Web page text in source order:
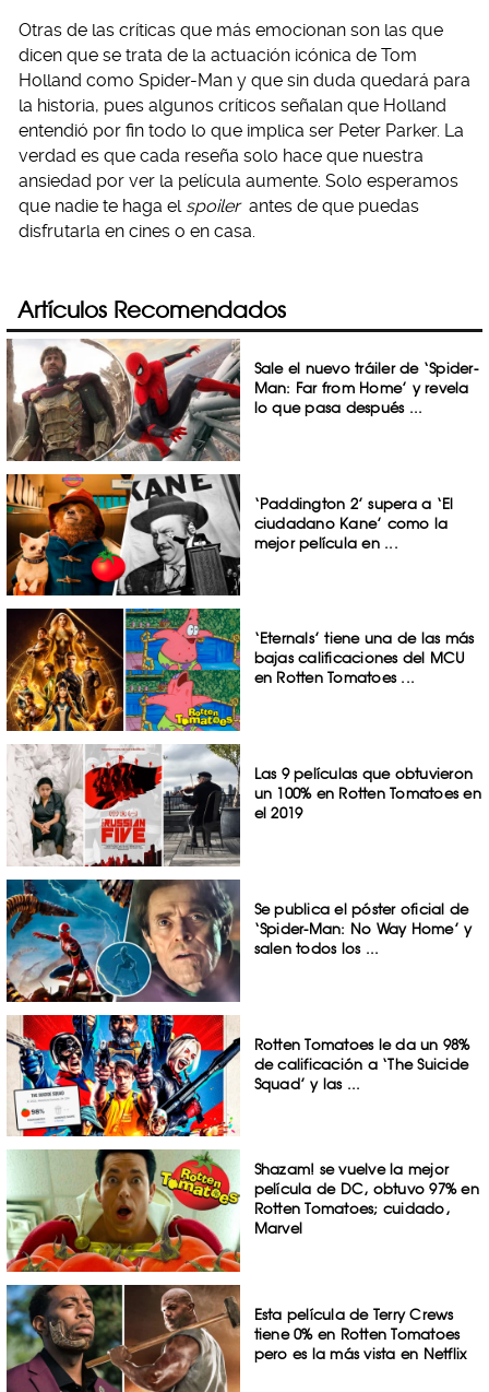
Otras de las críticas que más emocionan son las que
dicen que se trata de la actuación icónica de Tom
Holland como Spider-Man y que sin duda quedará para
la historia, pues algunos críticos señalan que Holland
entendió por fin todo lo que implica ser Peter Parker. La
verdad es que cada reseña solo hace que nuestra
ansiedad por ver la película aumente. Solo esperamos
que nadie te haga el spoiler antes de que puedas
disfrutarla en cines o en casa.
Artículos Recomendados
Sale el nuevo tráiler de ‘Spider-
Man: Far from Home’ y revela
lo que pasa después ...
‘Paddington 2’ supera a ‘El
ciudadano Kane’ como la
mejor película en ...
‘Eternals’ tiene una de las más
bajas calificaciones del MCU
en Rotten Tomatoes ...
Las 9 películas que obtuvieron
un 100% en Rotten Tomatoes en
el 2019
Se publica el póster oficial de
‘Spider-Man: No Way Home’ y
salen todos los ...
Rotten Tomatoes le da un 98%
de calificación a ‘The Suicide
Squad’ y las ...
Shazam! se vuelve la mejor
película de DC, obtuvo 97% en
Rotten Tomatoes; cuidado,
Marvel
Esta película de Terry Crews
tiene 0% en Rotten Tomatoes
pero es la más vista en Netflix